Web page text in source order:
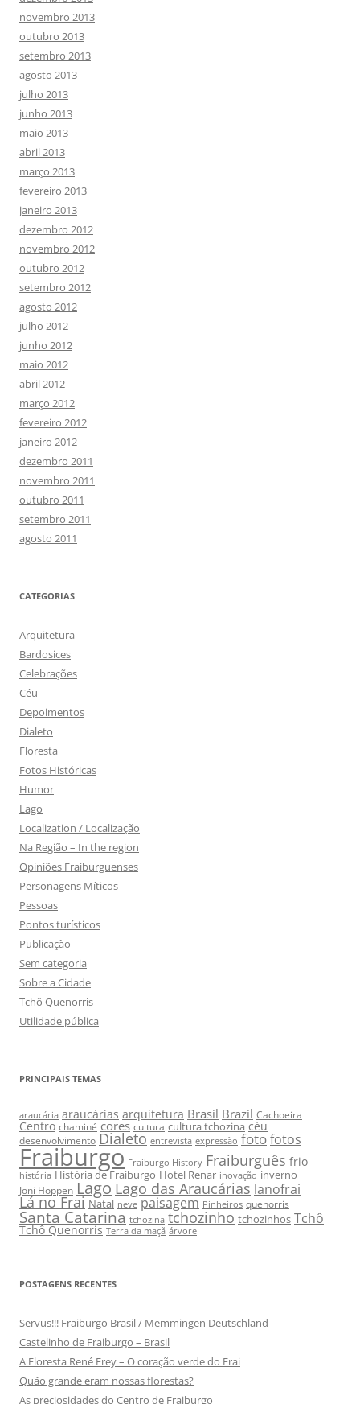
novembro 2013
outubro 2013
setembro 2013
agosto 2013
julho 2013
junho 2013
maio 2013
abril 2013
março 2013
fevereiro 2013
janeiro 2013
dezembro 2012
novembro 2012
outubro 2012
setembro 2012
agosto 2012
julho 2012
junho 2012
maio 2012
abril 2012
março 2012
fevereiro 2012
janeiro 2012
dezembro 2011
novembro 2011
outubro 2011
setembro 2011
agosto 2011
CATEGORIAS
Arquitetura
Bardosices
Celebrações
Céu
Depoimentos
Dialeto
Floresta
Fotos Históricas
Humor
Lago
Localization / Localização
Na Região – In the region
Opiniões Fraiburguenses
Personagens Míticos
Pessoas
Pontos turísticos
Publicação
Sem categoria
Sobre a Cidade
Tchô Quenorris
Utilidade pública
PRINCIPAIS TEMAS
araucária araucárias arquitetura Brasil Brazil Cachoeira
Centro chaminé cores cultura cultura tchozina céu
desenvolvimento Dialeto entrevista expressão fotofotos
Fraiburgo Fraiburgo History Fraiburguês frio
história História de Fraiburgo Hotel Renar inovação inverno
Joni Hoppen Lago Lago das Araucárias lanofrai
Lá no Frai Natal neve paisagem Pinheiros quenorris
Santa Catarina tchozina tchozinho tchozinhos Tchô
Tchô Quenorris Terra da maçã árvore
POSTAGENS RECENTES
Servus!!! Fraiburgo Brasil / Memmingen Deutschland
Castelinho de Fraiburgo – Brasil
A Floresta René Frey – O coração verde do Frai
Quão grande eram nossas florestas?
As preciosidades do Centro de Fraiburgo